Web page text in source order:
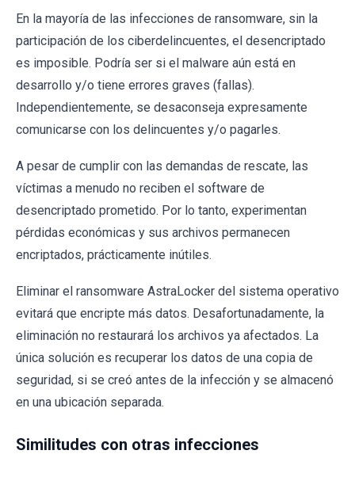
En la mayoría de las infecciones de ransomware, sin la
participación de los ciberdelincuentes, el desencriptado
es imposible. Podría ser si el malware aún está en
desarrollo y/o tiene errores graves (fallas).
Independientemente, se desaconseja expresamente
comunicarse con los delincuentes y/o pagarles.
A pesar de cumplir con las demandas de rescate, las
víctimas a menudo no reciben el software de
desencriptado prometido. Por lo tanto, experimentan
pérdidas económicas y sus archivos permanecen
encriptados, prácticamente inútiles.
Eliminar el ransomware AstraLocker del sistema operativo
evitará que encripte más datos. Desafortunadamente, la
eliminación no restaurará los archivos ya afectados. La
única solución es recuperar los datos de una copia de
seguridad, si se creó antes de la infección y se almacenó
en una ubicación separada.
Similitudes con otras infecciones